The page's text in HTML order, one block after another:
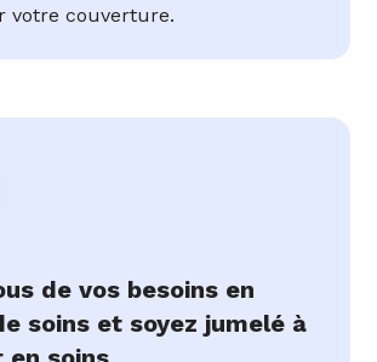
votre couverture.
de vos besoins en
soins et soyez jumelé à